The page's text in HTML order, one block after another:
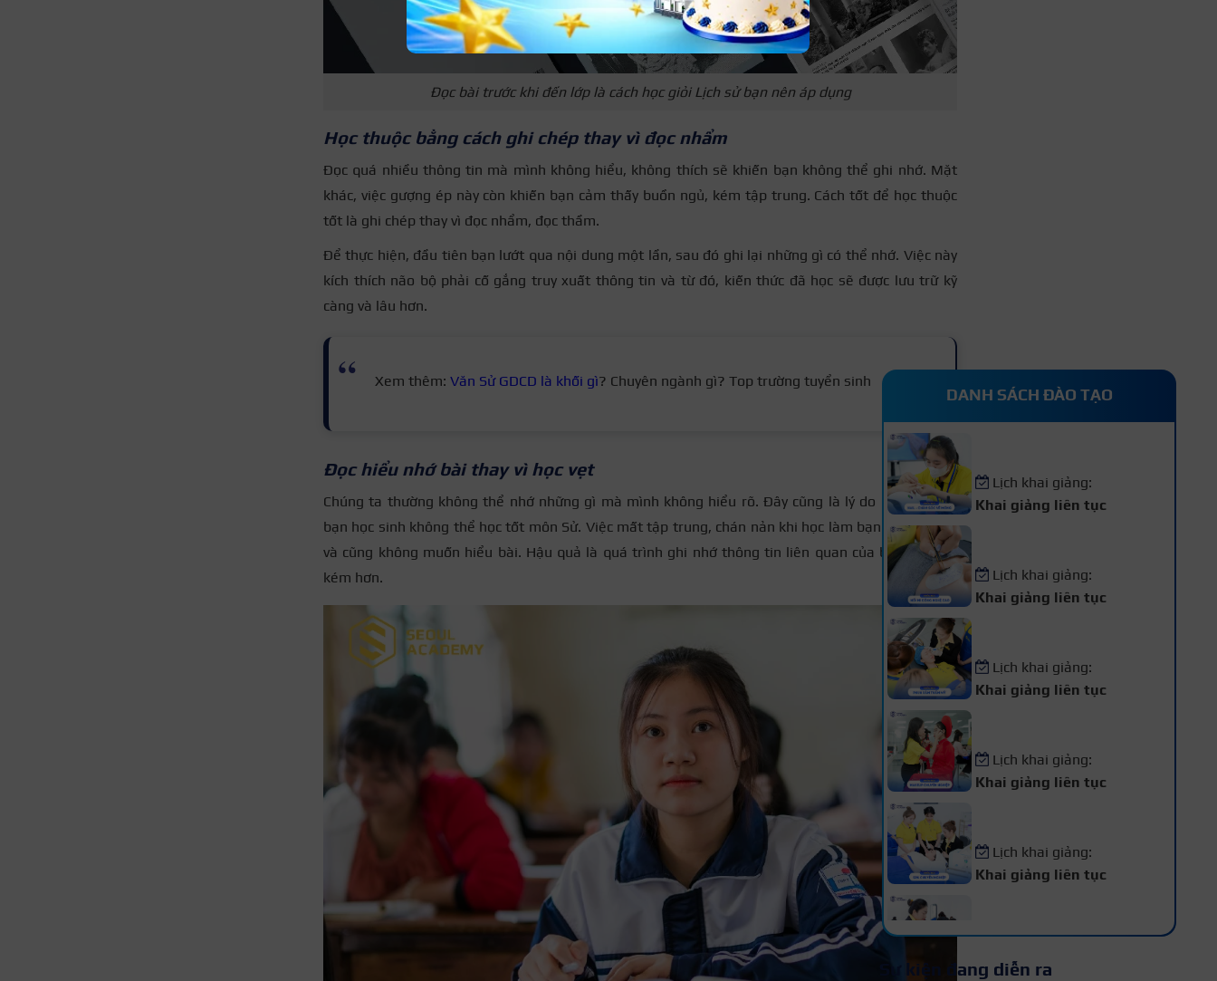
Đọc bài trước khi đến lớp là cách học giỏi Lịch sử bạn nên áp dụng
Học thuộc bằng cách ghi chép thay vì đọc nhẩm
Đọc quá nhiều thông tin mà mình không hiểu, không thích sẽ khiến bạn không thể ghi nhớ. Mặt
khác, việc gượng ép này còn khiến bạn cảm thấy buồn ngủ, kém tập trung. Cách tốt để học thuộc
tốt là ghi chép thay vì đọc nhẩm, đọc thầm.
Để thực hiện, đầu tiên bạn lướt qua nội dung một lần, sau đó ghi lại những gì có thể nhớ. Việc này
kích thích não bộ phải cố gắng truy xuất thông tin và từ đó, kiến thức đã học sẽ được lưu trữ kỹ
càng và lâu hơn.
Xem thêm: Văn Sử GDCD là khối gì? Chuyên ngành gì? Top trường tuyển sinh
Đọc hiểu nhớ bài thay vì học vẹt
Chúng ta thường không thể nhớ những gì mà mình không hiểu rõ. Đây cũng là lý do khiến nhiều
bạn học sinh không thể học tốt môn Sử. Việc mất tập trung, chán nản khi học làm bạn không hiểu
và cũng không muốn hiểu bài. Hậu quả là quá trình ghi nhớ thông tin liên quan của bạn trở nên
kém hơn.
DANH SÁCH ĐÀO TẠO
Lịch khai giảng:
Khai giảng liên tục
Lịch khai giảng:
Khai giảng liên tục
Lịch khai giảng:
Khai giảng liên tục
Lịch khai giảng:
Khai giảng liên tục
Lịch khai giảng:
Khai giảng liên tục
Khai giảng liên tục
Sự kiện đang diễn ra